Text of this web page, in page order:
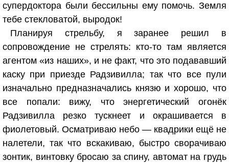
супердоктора были бессильны ему помочь. Земля
тебе стекловатой, выродок!
Планируя стрельбу, я заранее решил в
сопровождение не стрелять: кто-то там является
агентом «из наших», и не факт, что это подававший
каску при приезде Радзивилла; так что все пули
изначально предназначались князю и хорошо, что
все попали: вижу, что энергетический огонёк
Радзивилла резко тускнеет и окрашивается в
фиолетовый. Осматриваю небо — квадрики ещё не
налетели, так что вскакиваю, быстро сворачиваю
зонтик, винтовку бросаю за спину, автомат на грудь